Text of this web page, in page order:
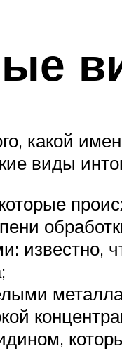
какой
виды
известно,